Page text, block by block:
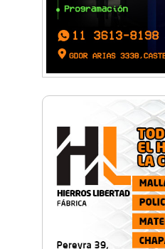
No funcionará el
¡Sí, prometo! Miles
Empresas,
reunieron en
Empezá a
de Morón abrió
segundo